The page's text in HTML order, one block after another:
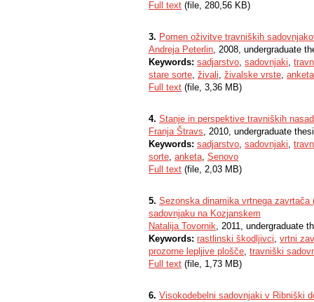
Full text (file, 280,56 KB)
3. Pomen oživitve travniških
Andreja Peterlin, 2008, undergraduate
Keywords: sadjarstvo, sadovnjaki,
stare sorte, živali, živalske vrste, anketa
Full text (file, 3,36 MB)
4. Stanje in perspektive travniških
Franja Štravs, 2010, undergraduate
Keywords: sadjarstvo, sadovnjaki,
sorte, anketa, Senovo
Full text (file, 2,03 MB)
5. Sezonska dinamika vrtnega
sadovnjaku na Kozjanskem
Natalija Tovornik, 2011, undergraduate
Keywords: rastlinski škodljivci, vrtni
prozorne lepljive plošče, travniški
Full text (file, 1,73 MB)
6. Visokodebelni sadovnjaki v Ribniški